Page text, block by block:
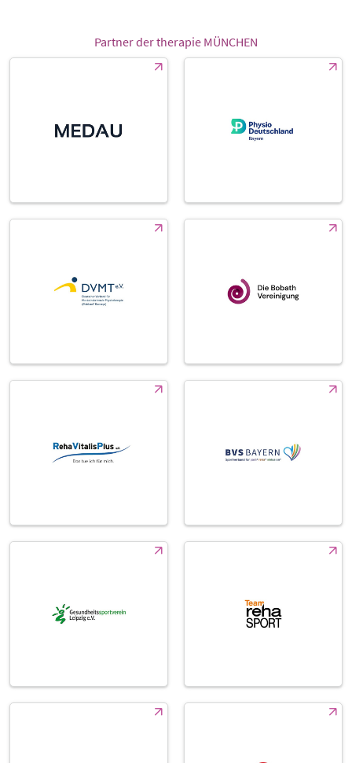
Partner der therapie MÜNCHEN